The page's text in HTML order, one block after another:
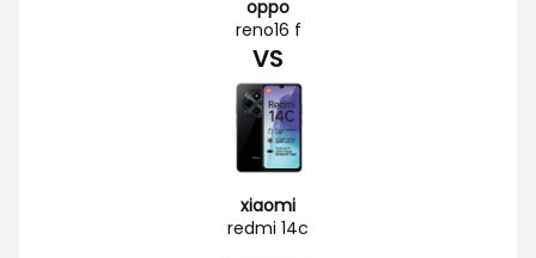
oppo
reno16 f
VS
xiaomi
redmi 14c